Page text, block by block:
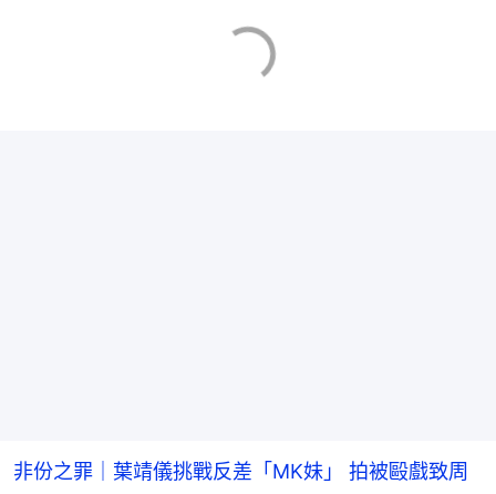
非份之罪｜葉靖儀挑戰反差「MK妹」 拍被毆戲致周